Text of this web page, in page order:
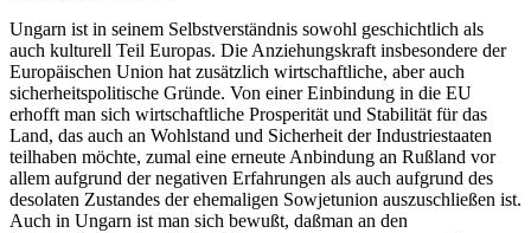
Ungarn ist in seinem Selbstverständnis sowohl geschichtlich als
auch kulturell Teil Europas. Die Anziehungskraft insbesondere der
Europäischen Union hat zusätzlich wirtschaftliche, aber auch
sicherheitspolitische Gründe. Von einer Einbindung in die EU
erhofft man sich wirtschaftliche Prosperität und Stabilität für das
Land, das auch an Wohlstand und Sicherheit der Industriestaaten
teilhaben möchte, zumal eine erneute Anbindung an Rußland vor
allem aufgrund der negativen Erfahrungen als auch aufgrund des
desolaten Zustandes der ehemaligen Sowjetunion auszuschließen ist.
Auch in Ungarn ist man sich bewußt, daßman an den